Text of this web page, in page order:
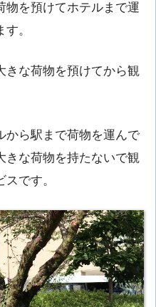
物を預けてホテルまで運
。
きな荷物を預けてから観
から駅まで荷物を運んで
きな荷物を持たないで観
です。